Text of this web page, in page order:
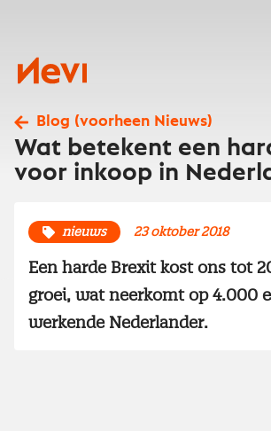
Nevi
Blog (voorheen Nieuws)
Wat betekent een
voor inkoop in
nieuws 23 oktober 2018
Een harde Brexit kost ons tot
groei, wat neerkomt op 4.000
werkende Nederlander.